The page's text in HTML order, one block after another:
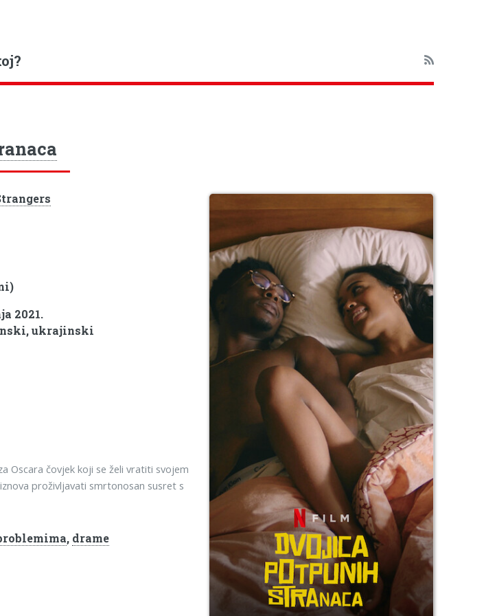
2021.
ukrajinski
Oscara čovjek koji se želi vratiti svojem
proživljavati smrtonosan susret s
, drame